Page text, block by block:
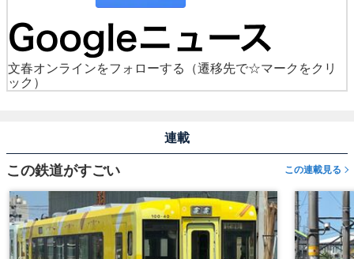
文春オンラインをフォローする
（遷移先で☆マークをクリ
ック）
連載
この鉄道がすごい この連載見る